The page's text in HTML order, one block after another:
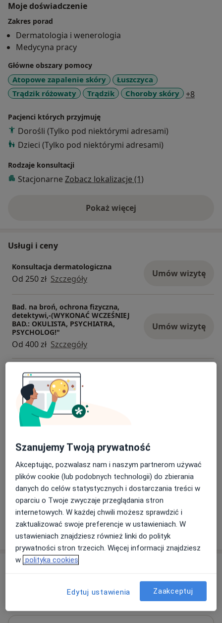
Moje doświadczenie
Zakres porad
Dermatologia i wenerologia
Medycyna pracy
Główne obszary pomocy
Atopowe zapalenie skóry
Łuszczyca
Trądzik różowaty
Trądzik Choroby skóry +8
Pacjenci których przyjmuję
Dorośli (Tylko pod niektórymi adresami)
Dzieci (Tylko pod niektórymi adresami)
Rodzaje konsultacji
Stacjonarne Zobacz lokalizacje (1)
Pokaż więcejo doświadczeniu
Usługi i ceny
Konsultacja dermatologiczna
Od 250 zł Szczegóły Umów wizytę
Bad. na broń, ochrona fizyczna,
detektywi,-(WYKONAĆ WCZEŚNIEJ
BAD.: OKULISTA, PSYCHIATRA,
PSYCHOLOG!"
Od 400 zł Szczegóły
Umów wizytę
Badania kierowców wszystkich
kategorii prawa jazdy
Od 200 zł Szczegóły
Badania okresowe
Badania profilaktyczne
Od 150 zł Szczegóły Umów wizytę
+ 5 usług
W jaki sposób ustalane są ceny?
Adresy (2)
Adres 2
Szanujemy Twoją prywatność
Akceptując, pozwalasz nam i naszym partnerom używać
plików cookie (lub podobnych technologii) do zbierania
danych do celów statystycznych i dostarczania treści w
oparciu o Twoje zwyczaje przeglądania stron
internetowych. W każdej chwili możesz sprawdzić i
zaktualizować swoje preferencje w ustawieniach. W
ustawieniach znajdziesz również linki do polityk
prywatności stron trzecich. Więcej informacji znajdziesz
w polityka cookies
Edytuj ustawienia Zaakceptuj